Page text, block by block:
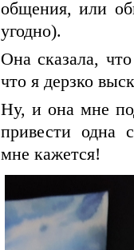
общения, или
угодно).
Она сказала,
что я дерзко
Ну, и она мне
привести одна
мне кажется!